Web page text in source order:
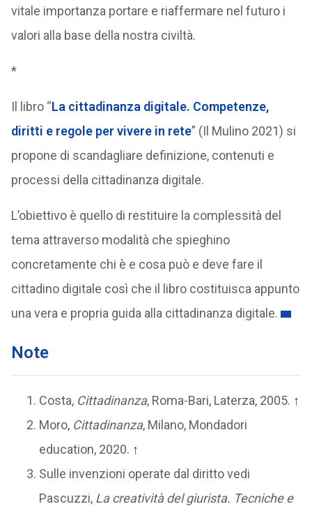
vitale importanza portare e riaffermare nel futuro i
valori alla base della nostra civiltà.
*
Il libro “La cittadinanza digitale. Competenze,
diritti e regole per vivere in rete” (Il Mulino 2021) si
propone di scandagliare definizione, contenuti e
processi della cittadinanza digitale.
L’obiettivo è quello di restituire la complessità del
tema attraverso modalità che spieghino
concretamente chi è e cosa può e deve fare il
cittadino digitale così che il libro costituisca appunto
una vera e propria guida alla cittadinanza digitale.
Note
Costa, Cittadinanza, Roma-Bari, Laterza, 2005. ↑
Moro, Cittadinanza, Milano, Mondadori
education, 2020. ↑
Sulle invenzioni operate dal diritto vedi
Pascuzzi, La creatività del giurista. Tecniche e